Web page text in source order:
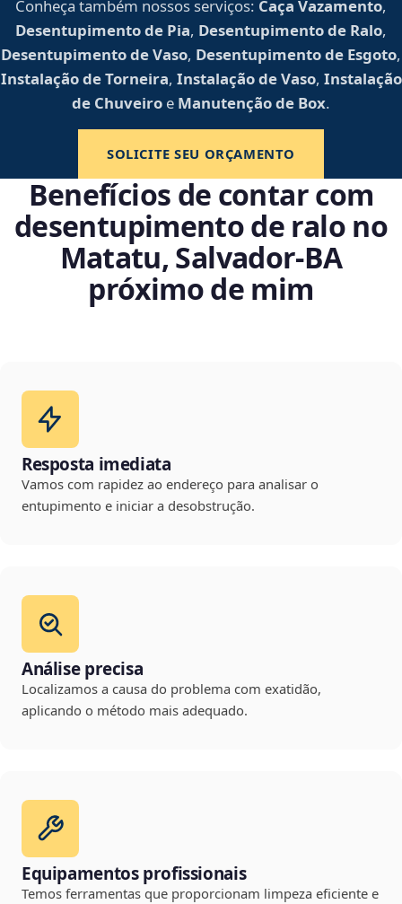
Conheça também nossos serviços: Caça Vazamento,
Desentupimento de Pia, Desentupimento de Ralo,
Desentupimento de Vaso, Desentupimento de Esgoto,
Instalação de Torneira, Instalação de Vaso, Instalação
de Chuveiro e Manutenção de Box.
SOLICITE SEU ORÇAMENTO
Benefícios de contar com
desentupimento de ralo no
Matatu, Salvador‑BA
próximo de mim
Resposta imediata
Vamos com rapidez ao endereço para analisar o
entupimento e iniciar a desobstrução.
Análise precisa
Localizamos a causa do problema com exatidão,
aplicando o método mais adequado.
Equipamentos profissionais
Temos ferramentas que proporcionam limpeza eficiente e